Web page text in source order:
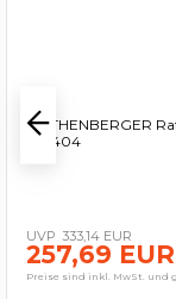
ROTHENBERGER
222404
333,14 EUR
257,69 EUR
Preise sind inkl. MwSt. und